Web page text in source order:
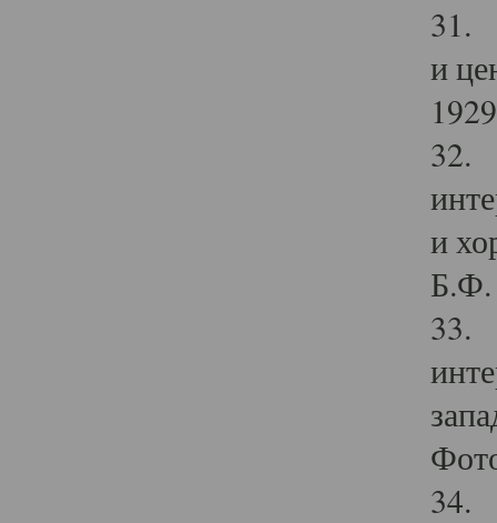
31.
и
32.
и
Б.Ф.
33.
34.